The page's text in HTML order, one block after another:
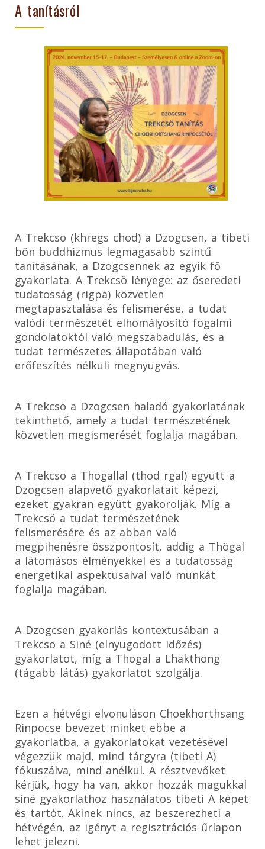
A tanításról
A Trekcsö (khregs chod) a Dzogcsen, a tibeti
bön buddhizmus legmagasabb szintű
tanításának, a Dzogcsennek az egyik fő
gyakorlata. A Trekcsö lényege: az őseredeti
tudatosság (rigpa) közvetlen
megtapasztalása és felismerése, a tudat
valódi természetét elhomályosító fogalmi
gondolatoktól való megszabadulás, és a
tudat természetes állapotában való
erőfeszítés nélküli megnyugvás.
A Trekcsö a Dzogcsen haladó gyakorlatának
tekinthető, amely a tudat természetének
közvetlen megismerését foglalja magában.
A Trekcsö a Thögallal (thod rgal) együtt a
Dzogcsen alapvető gyakorlatait képezi,
ezeket gyakran együtt gyakorolják. Míg a
Trekcsö a tudat természetének
felismerésére és az abban való
megpihenésre összpontosít, addig a Thögal
a látomásos élményekkel és a tudatosság
energetikai aspektusaival való munkát
foglalja magában.
A Dzogcsen gyakorlás kontextusában a
Trekcsö a Siné (elnyugodott időzés)
gyakorlatot, míg a Thögal a Lhakthong
(tágabb látás) gyakorlatot szolgálja.
Ezen a hétvégi elvonuláson Choekhorthsang
Rinpocse bevezet minket ebbe a
gyakorlatba, a gyakorlatokat vezetésével
végezzük majd, mind tárgyra (tibeti A)
fókuszálva, mind anélkül. A résztvevőket
kérjük, hogy ha van, akkor hozzák magukkal
siné gyakorlathoz használatos tibeti A képet
és tartót. Akinek nincs, az beszerezheti a
hétvégén, az igényt a regisztrációs űrlapon
lehet jelezni.